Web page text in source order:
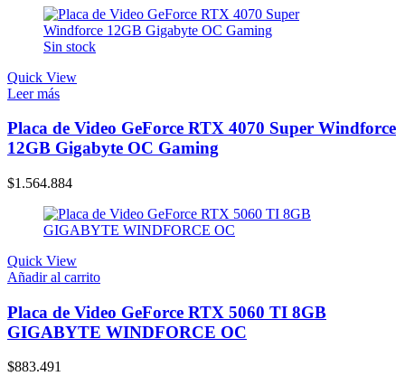
Sin stock
Quick View
Leer más
Placa de Video GeForce RTX 4070 Super Windforce
12GB Gigabyte OC Gaming
$1.564.884
Quick View
Añadir al carrito
Placa de Video GeForce RTX 5060 TI 8GB
GIGABYTE WINDFORCE OC
$883.491